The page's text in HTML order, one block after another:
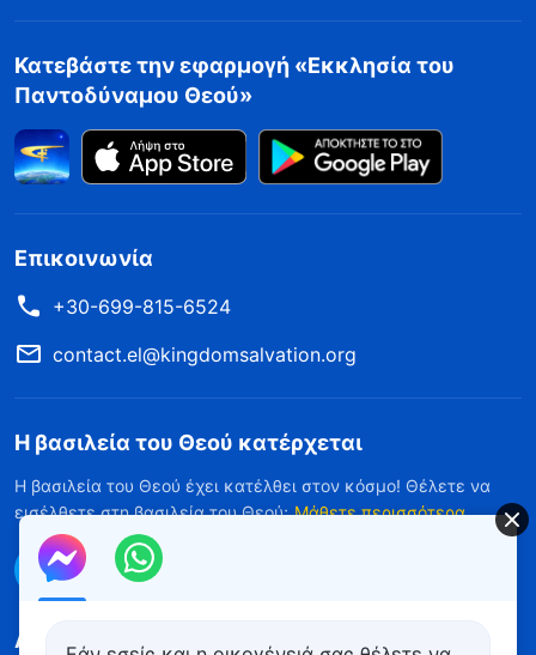
Κατεβάστε την εφαρμογή «Εκκλησία του
Παντοδύναμου Θεού»
Επικοινωνία
+30-699-815-6524
contact.el@kingdomsalvation.org
Η βασιλεία του Θεού κατέρχεται
Η βασιλεία του Θεού έχει κατέλθει στον κόσμο! Θέλετε να
εισέλθετε στη βασιλεία του Θεού; Μάθετε περισσότερα
Επικοινωνήστε μαζί μας μέσω Messenger
Ακολουθήστε μας